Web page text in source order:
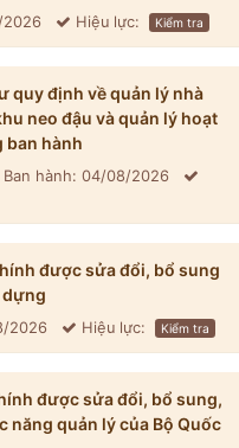
2026 Hiệu lực: Kiểm tra
quy định về quản lý nhà
neo đậu và quản lý hoạt
ban hành
Ban hành: 04/08/2026
được sửa đổi, bổ sung
dựng
2026 Hiệu lực: Kiểm tra
được sửa đổi, bổ sung,
quản lý của Bộ Quốc